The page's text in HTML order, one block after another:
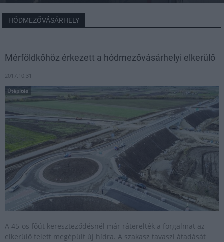
HÓDMEZŐVÁSÁRHELY
Mérföldkőhöz érkezett a hódmezővásárhelyi elkerülő
2017.10.31
Útépítés
A 45-ös főút kereszteződésnél már ráterelték a forgalmat az
elkerülő felett megépült új hídra. A szakasz tavaszi átadását